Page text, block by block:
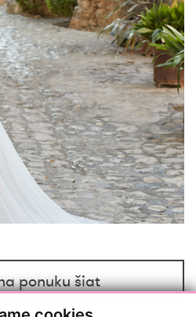
ponuku šiat